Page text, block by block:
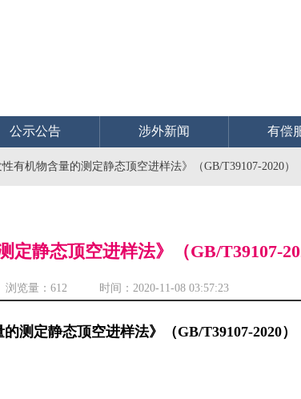
公示公告 涉外新闻 有偿
性有机物含量的测定静态顶空进样法》（GB/T39107-2020）
定静态顶空进样法》（GB/T39107-
浏览量：612 时间：2020-11-08 03:57:23
测定静态顶空进样法》（GB/T39107-2020）